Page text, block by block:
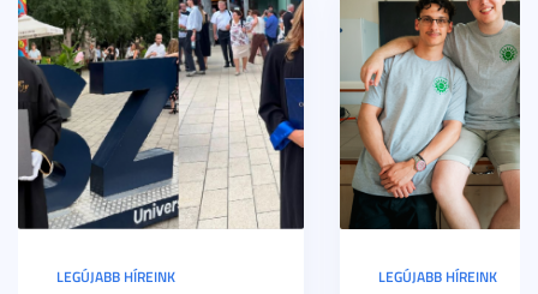
LEGÚJABB HÍREINK LEGÚJABB HÍREINK